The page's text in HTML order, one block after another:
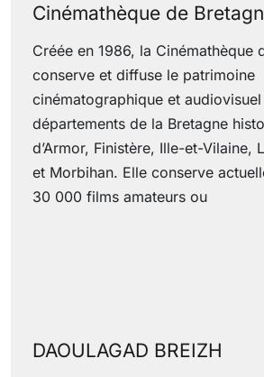
Cinémathèque de
Créée en 1986, la Cinémathèque
conserve et diffuse le patrimoine
cinématographique et
départements de la Bretagne
d’Armor, Finistère, Ille-et-Vilaine,
et Morbihan. Elle conserve
30 000 films amateurs ou
DAOULAGAD BREIZH